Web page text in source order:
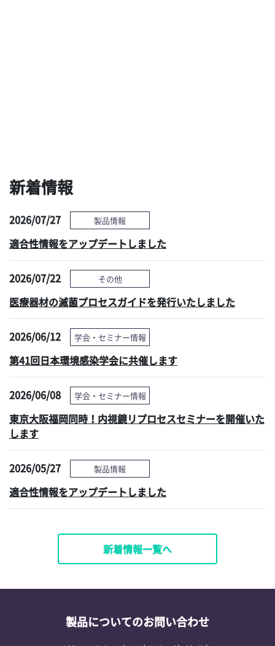
新着情報
2026/07/27 製品情報
適合性情報をアップデートしました
2026/07/22 その他
医療器材の滅菌プロセスガイドを発行いたしました
2026/06/12 学会・セミナー情報
第41回日本環境感染学会に共催します
2026/06/08 学会・セミナー情報
東京大阪福岡同時！内視鏡リプロセスセミナーを開催いた
します
2026/05/27 製品情報
適合性情報をアップデートしました
新着情報一覧へ
製品についてのお問い合わせ